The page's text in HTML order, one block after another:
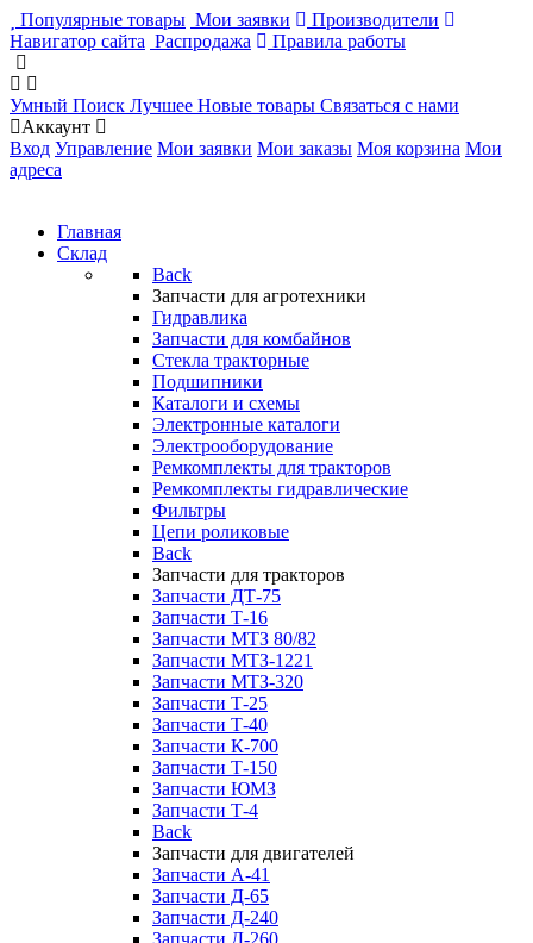
Популярные товары Мои заявки
Производители
Навигатор сайта Распродажа Правила работы
Умный Поиск Лучшее Новые товары Связаться с нами
Аккаунт
Вход Управление Мои заявки Мои заказы Моя корзина Мои
адреса
Главная
Склад
Back
Запчасти для агротехники
Гидравлика
Запчасти для комбайнов
Стекла тракторные
Подшипники
Каталоги и схемы
Электронные каталоги
Электрооборудование
Ремкомплекты для тракторов
Ремкомплекты гидравлические
Фильтры
Цепи роликовые
Back
Запчасти для тракторов
Запчасти ДТ-75
Запчасти Т-16
Запчасти МТЗ 80/82
Запчасти МТЗ-1221
Запчасти МТЗ-320
Запчасти Т-25
Запчасти Т-40
Запчасти К-700
Запчасти Т-150
Запчасти ЮМЗ
Запчасти Т-4
Back
Запчасти для двигателей
Запчасти А-41
Запчасти Д-65
Запчасти Д-240
Запчасти Д-260